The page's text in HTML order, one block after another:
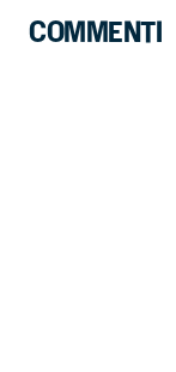
COMMENTI